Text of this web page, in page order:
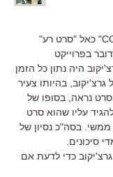
בפרוייקט
היה נתון כל הזמן
בהיותו צעיר
נראה, בסופו של
עליו שהוא סרט
בסה"כ נסיון של
כדי לדעת אם